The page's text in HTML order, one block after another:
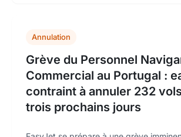
Annulation
Grève du Personnel
Commercial au Portugal :
contraint à annuler 232
trois prochains jours